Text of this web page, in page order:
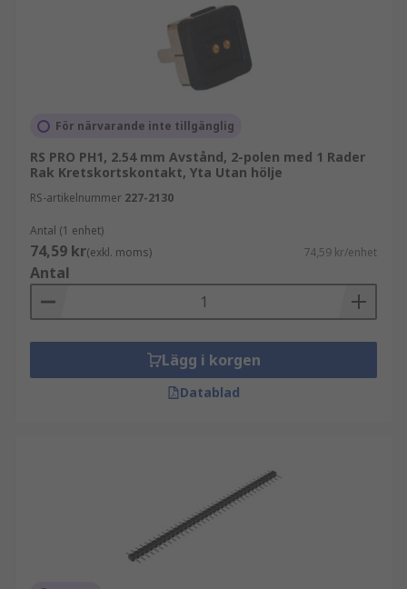
För närvarande inte tillgänglig
RS PRO PH1, 2.54 mm Avstånd, 2-polen med 1 Rader
Rak Kretskortskontakt, Yta Utan hölje
RS-artikelnummer 227-2130
Antal (1 enhet)
74,59 kr(exkl. moms) 74,59 kr/enhet
Antal
Lägg i korgen
Datablad